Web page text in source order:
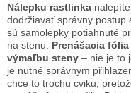
Nálepku rastlinka
dodržiavať správny postup
sú samolepky potiahnuté
na stenu. Prenášacia
výmaľbu steny – nie je to
je nutné správnym
chce to trochu cviku,